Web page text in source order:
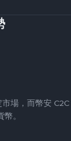
場，而幣安
。